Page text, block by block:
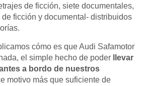
de ficción, siete documentales,
ficción y documental- distribuidos
cómo es que Audi Safamotor
el simple hecho de poder
llevar
a bordo de nuestros
motivo más que suficiente de